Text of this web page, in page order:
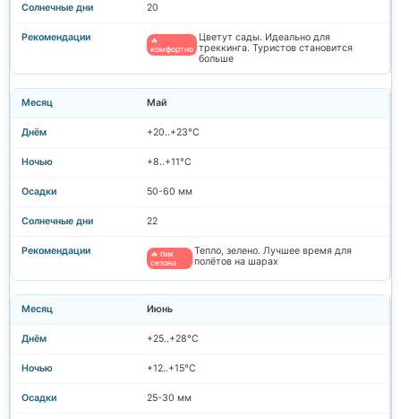
20
🔥
комфортно
Цветут сады. Идеально для
треккинга. Туристов становится
больше
Май
+20..+23°C
+8..+11°C
50-60 мм
22
🔥 пик
сезона
Тепло, зелено. Лучшее время для
полётов на шарах
Июнь
+25..+28°C
+12..+15°C
25-30 мм